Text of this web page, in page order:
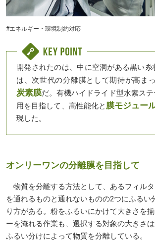
#エネルギー・環境制約対応
開発されたのは、中に空洞がある黒い
は、次世代の分離膜として期待が高ま
炭素膜だ。有機ハイドライド型水素ス
用を目指して、高性能化と 膜モジュー
現した。
オンリーワンの分離膜を目指して
物質を分離する方法として、あるフィル
を通れるものと通れないものの2つにふるい
り方がある。粉をふるいにかけて大きさを
ーを淹れる作業も、選択する対象の大きさ
ふるい分けによって物質を分離している。